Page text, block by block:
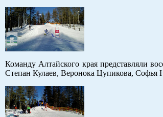
Команду Алтайского края представляли
Степан Кулаев, Веронока Цупикова, Софья